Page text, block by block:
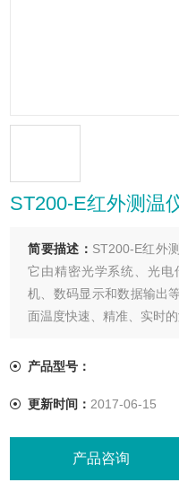
ST200-E红外测温
简要描述： ST200-E红外
它由精密光学系统、光
机、数码显示和数据输出
面温度快速、精准、实时的
产品型号：
更新时间： 2017-06-15
产品咨询